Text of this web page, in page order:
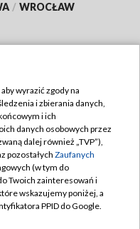
/ WROCŁAW
wyrazić zgody na
i zbierania danych,
i ich
danych osobowych przez
dalej również „TVP”),
pozostałych Zaufanych
(w tym do
Twoich zainteresowań i
wskazujemy poniżej, a
PPID do Google.